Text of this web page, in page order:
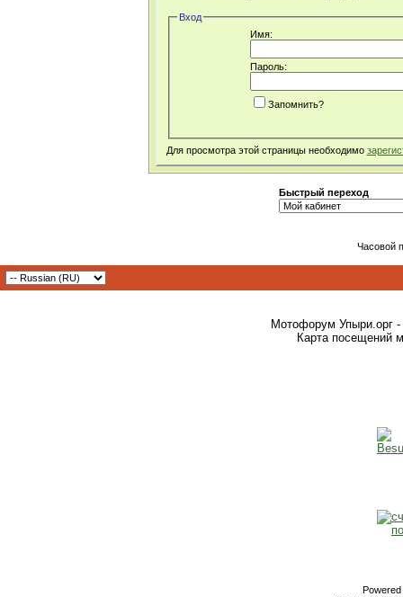
Вход
Имя:
Пароль:
Запомнить?
Для просмотра этой страницы необходимо
Быстрый переход
Часовой
Мотофорум Упыри.орг -
Карта посещений